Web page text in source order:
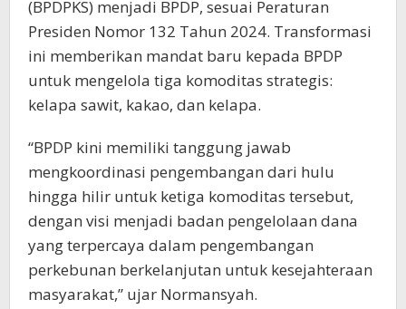
(BPDPKS) menjadi BPDP, sesuai Peraturan
Presiden Nomor 132 Tahun 2024. Transformasi
ini memberikan mandat baru kepada BPDP
untuk mengelola tiga komoditas strategis:
kelapa sawit, kakao, dan kelapa.
“BPDP kini memiliki tanggung jawab
mengkoordinasi pengembangan dari hulu
hingga hilir untuk ketiga komoditas tersebut,
dengan visi menjadi badan pengelolaan dana
yang terpercaya dalam pengembangan
perkebunan berkelanjutan untuk kesejahteraan
masyarakat,” ujar Normansyah.